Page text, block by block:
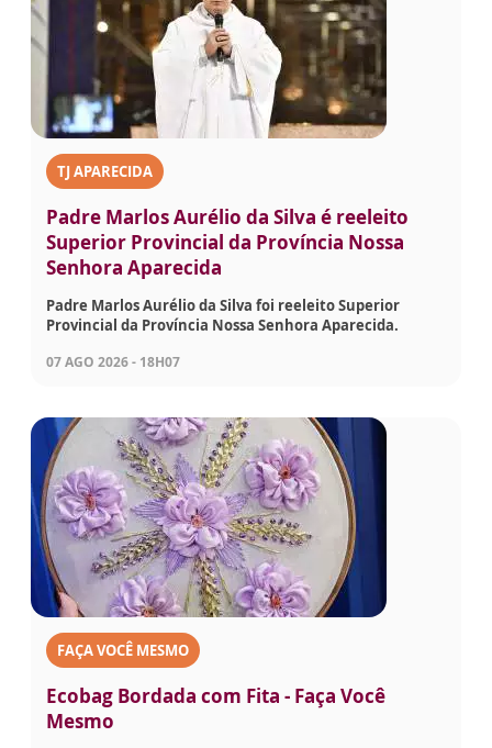
TJ APARECIDA
Padre Marlos Aurélio da Silva é reeleito
Superior Provincial da Província Nossa
Senhora Aparecida
Padre Marlos Aurélio da Silva foi reeleito Superior
Provincial da Província Nossa Senhora Aparecida.
07 AGO 2026 - 18H07
FAÇA VOCÊ MESMO
Ecobag Bordada com Fita - Faça Você
Mesmo